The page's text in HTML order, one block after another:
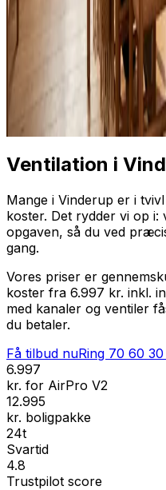
Professionel installation
Få tilbud nu
Ring70 60
Ventilation i
Mange i Vinderup er i
koster. Det rydder vi op
opgaven, så du ved
gang.
Vores priser er
koster fra 6.997 kr. inkl.
med kanaler og ventiler
du betaler.
Få tilbud nuRing 70 60
6.997
kr. for AirPro V2
12.995
kr. boligpakke
24t
Svartid
4.8
Trustpilot score